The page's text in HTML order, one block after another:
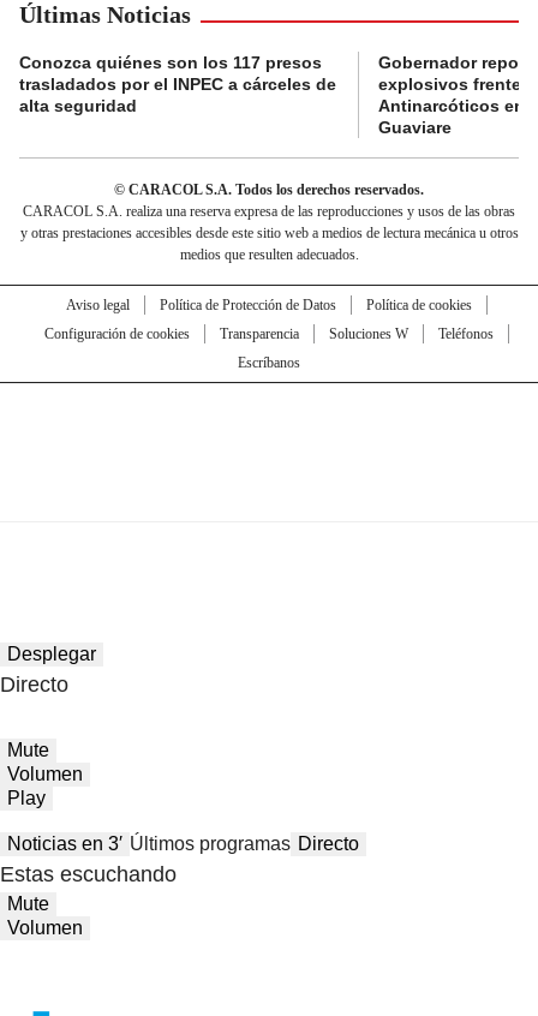
Últimas Noticias
Conozca quiénes son los 117 presos
trasladados por el INPEC a cárceles de
alta seguridad
Gobernador
explosivos frente a
Antinarcóticos en
Guaviare
© CARACOL S.A. Todos los derechos reservados.
CARACOL S.A. realiza una reserva expresa de las reproducciones y usos de las obras
y otras prestaciones accesibles desde este sitio web a medios de lectura mecánica u otros
medios que resulten adecuados.
Aviso legal Política de Protección de Datos
Política de cookies
Configuración de cookies
Transparencia Soluciones W
Teléfonos
Escríbanos
Desplegar
Directo
Mute
Volumen
Play
Noticias en 3′ Últimos programas Directo
Estas escuchando
Mute
Volumen